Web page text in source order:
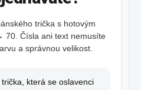
trička s hotovým
70. Čísla ani text nemusíte
a správnou velikost.
která se oslavenci